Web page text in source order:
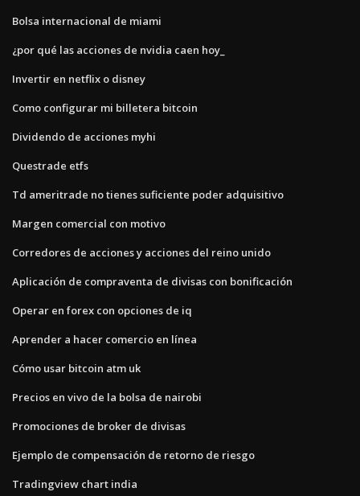
Bolsa internacional de miami
¿por qué las acciones de nvidia caen hoy_
Invertir en netflix o disney
Como configurar mi billetera bitcoin
Dividendo de acciones myhi
Questrade etfs
Td ameritrade no tienes suficiente poder adquisitivo
Margen comercial con motivo
Corredores de acciones y acciones del reino unido
Aplicación de compraventa de divisas con bonificación
Operar en forex con opciones de iq
Aprender a hacer comercio en línea
Cómo usar bitcoin atm uk
Precios en vivo de la bolsa de nairobi
Promociones de broker de divisas
Ejemplo de compensación de retorno de riesgo
Tradingview chart india